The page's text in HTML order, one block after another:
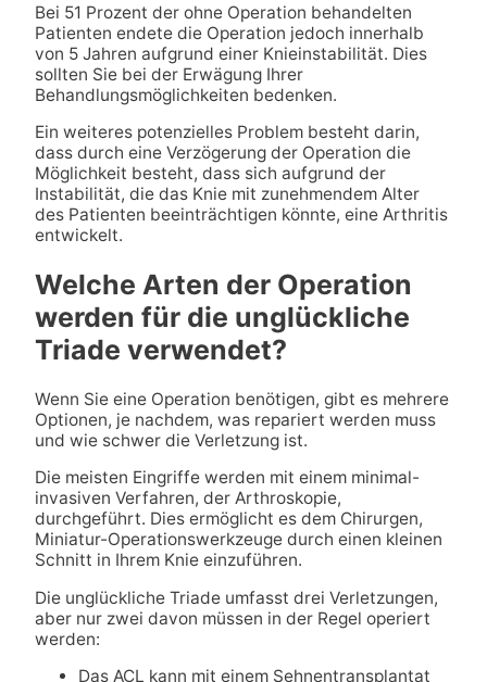
Bei 51 Prozent der ohne Operation behandelten
Patienten endete die Operation jedoch innerhalb
von 5 Jahren aufgrund einer Knieinstabilität. Dies
sollten Sie bei der Erwägung Ihrer
Behandlungsmöglichkeiten bedenken.
Ein weiteres potenzielles Problem besteht darin,
dass durch eine Verzögerung der Operation die
Möglichkeit besteht, dass sich aufgrund der
Instabilität, die das Knie mit zunehmendem Alter
des Patienten beeinträchtigen könnte, eine Arthritis
entwickelt.
Welche Arten der Operation
werden für die unglückliche
Triade verwendet?
Wenn Sie eine Operation benötigen, gibt es mehrere
Optionen, je nachdem, was repariert werden muss
und wie schwer die Verletzung ist.
Die meisten Eingriffe werden mit einem minimal-
invasiven Verfahren, der Arthroskopie,
durchgeführt. Dies ermöglicht es dem Chirurgen,
Miniatur-Operationswerkzeuge durch einen kleinen
Schnitt in Ihrem Knie einzuführen.
Die unglückliche Triade umfasst drei Verletzungen,
aber nur zwei davon müssen in der Regel operiert
werden:
Das ACL kann mit einem Sehnentransplantat